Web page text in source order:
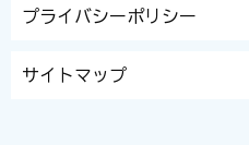
プライバシーポリシー
サイトマップ